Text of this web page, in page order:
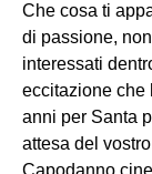
Che cosa ti
di passione,
interessati
eccitazione che
anni per Santa
attesa del
Capodanno